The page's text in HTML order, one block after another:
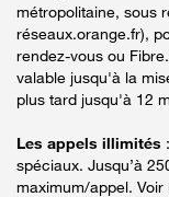
métropolitaine, sous
réseaux.orange.fr),
rendez-vous ou
valable jusqu'à la
plus tard jusqu'à 12
Les appels illimités
spéciaux. Jusqu’à
maximum/appel.